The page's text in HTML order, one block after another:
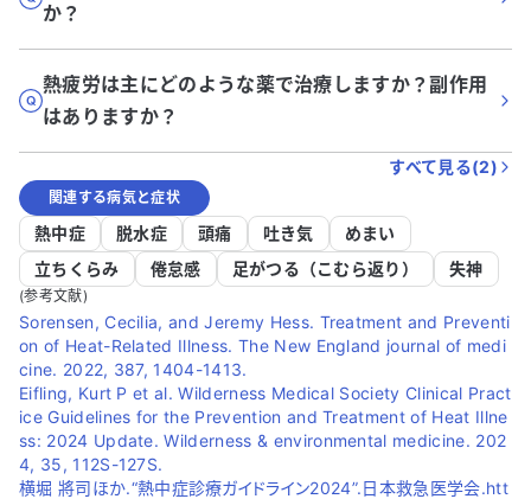
か？
熱疲労は主にどのような薬で治療しますか？副作用
はありますか？
すべて見る(2)
関連する病気と症状
熱中症 脱水症 頭痛 吐き気
めまい
立ちくらみ
倦怠感 足がつる（こむら返り） 失神
(参考文献)
Sorensen, Cecilia, and Jeremy Hess. Treatment and Preventi
on of Heat-Related Illness. The New England journal of medi
cine. 2022, 387, 1404-1413.
Eifling, Kurt P et al. Wilderness Medical Society Clinical Pract
ice Guidelines for the Prevention and Treatment of Heat Illne
ss: 2024 Update. Wilderness & environmental medicine. 202
4, 35, 112S-127S.
横堀 將司ほか.“熱中症診療ガイドライン2024”.日本救急医学会.htt